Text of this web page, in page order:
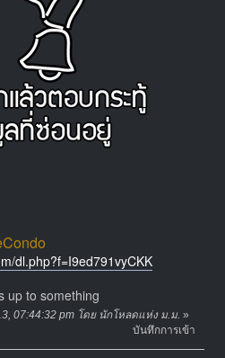
dl.php?f=I9ed791vyCKK
up to something
07:44:32 pm โดย นักโหลดแห่ง ม.ม. »
บันทึกการเข้า